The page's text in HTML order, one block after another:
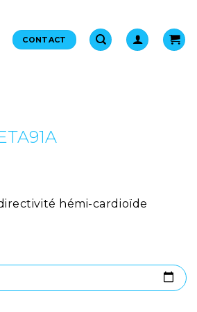
CONTACT
hémi-cardioïde